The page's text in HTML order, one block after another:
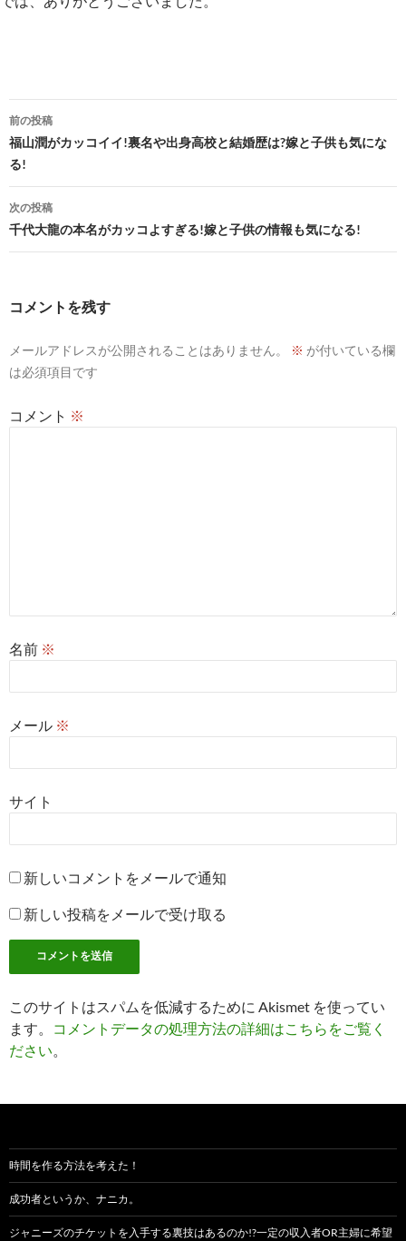
投
稿
ナ
ビ
ゲ
シ
ン
前の投稿
福山潤がカッコイイ!裏名や出身高校と結婚歴は?嫁と子供も気にな
る!
次の投稿
千代大龍の本名がカッコよすぎる!嫁と子供の情報も気になる!
コメントを残す
メールアドレスが公開されることはありません。 ※ が付いている欄
は必須項目です
コメント ※
名前 ※
メール ※
サイト
新しいコメントをメールで通知
新しい投稿をメールで受け取る
このサイトはスパムを低減するために Akismet を使ってい
ます。
コメントデータの処理方法の詳細はこちらをご覧く
ださい。
時間を作る方法を考えた！
成功者というか、ナニカ。
ジャニーズのチケットを入手する裏技はあるのか!?一定の収入者OR主婦に希望